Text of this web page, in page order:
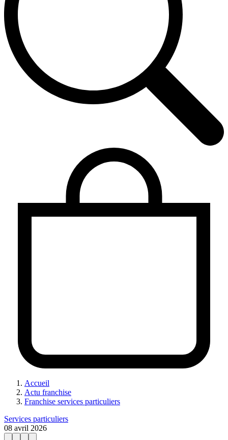
Accueil
Actu franchise
Franchise services particuliers
Services particuliers
08 avril 2026